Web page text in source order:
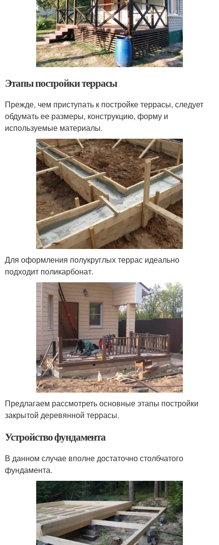
Этапы постройки террасы
Прежде, чем приступать к постройке террасы, следует
обдумать ее размеры, конструкцию, форму и
используемые материалы.
Для оформления полукруглых террас идеально
подходит поликарбонат.
Предлагаем рассмотреть основные этапы постройки
закрытой деревянной террасы.
Устройство фундамента
В данном случае вполне достаточно столбчатого
фундамента.